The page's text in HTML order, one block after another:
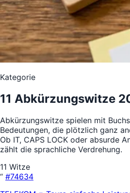
Kategorie
11 Abkürzungswitze
Abkürzungswitze spielen mit
Bedeutungen, die plötzlich ganz
Ob IT, CAPS LOCK oder absurde
zählt die sprachliche Verdrehung.
11 Witze
“ #74634